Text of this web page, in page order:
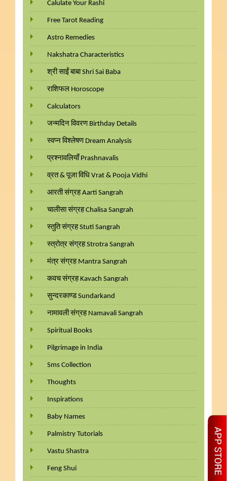
Calulate Your Rashi
Free Tarot Reading
Astro Remedies
Nakshatra Characteristics
श्री साईं बाबा Shri Sai Baba
राशिफल Horoscope
Calculators
जन्मदिन विवरण Birthday Details
स्वप्न विश्लेषण Dream Analysis
प्रश्नावलियाँ Prashnavalis
व्रत & पूजा विधि Vrat & Pooja Vidhi
आरती संग्रह Aarti Sangrah
चालीसा संग्रह Chalisa Sangrah
स्तुति संग्रह Stuti Sangrah
स्त्रोत्र संग्रह Strotra Sangrah
मंत्र संग्रह Mantra Sangrah
कवच संग्रह Kavach Sangrah
सुन्दरकाण्ड Sundarkand
नामावली संग्रह Namavali Sangrah
Spiritual Books
Pilgrimage in India
Sms Collection
Thoughts
Inspirations
Baby Names
Palmistry Tutorials
Vastu Shastra
Feng Shui